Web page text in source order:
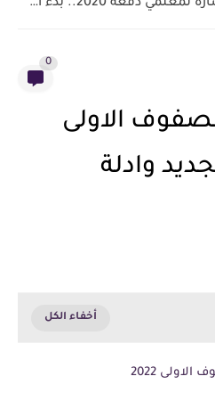
بشرى سارة لمعلمي دفعة 2020.. بدء أول خطوة رسمية في...
0
الاولى
وادلة
2022